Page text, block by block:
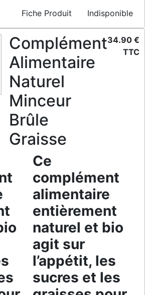
Fiche Produit Indisponible
Complément
Alimentaire
Naturel
Minceur
Brûle
Graisse
Ce
complément
alimentaire
entièrement
naturel et bio
agit sur
l’appétit, les
sucres et les
34.90 €
TTC